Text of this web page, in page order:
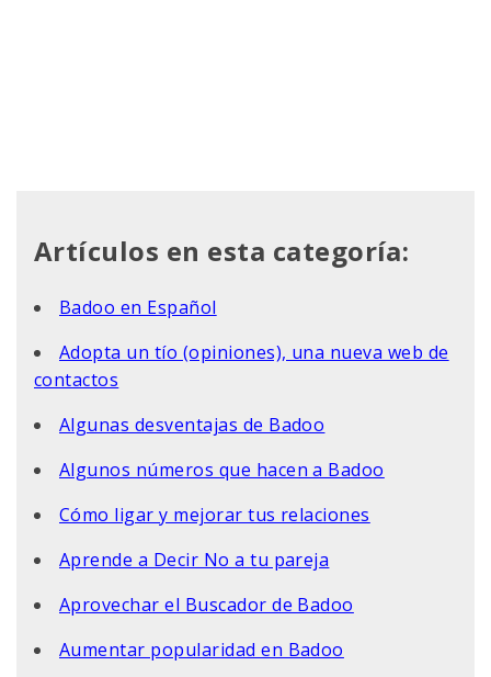
Artículos en esta categoría:
Badoo en Español
Adopta un tío (opiniones), una nueva web de
contactos
Algunas desventajas de Badoo
Algunos números que hacen a Badoo
Cómo ligar y mejorar tus relaciones
Aprende a Decir No a tu pareja
Aprovechar el Buscador de Badoo
Aumentar popularidad en Badoo